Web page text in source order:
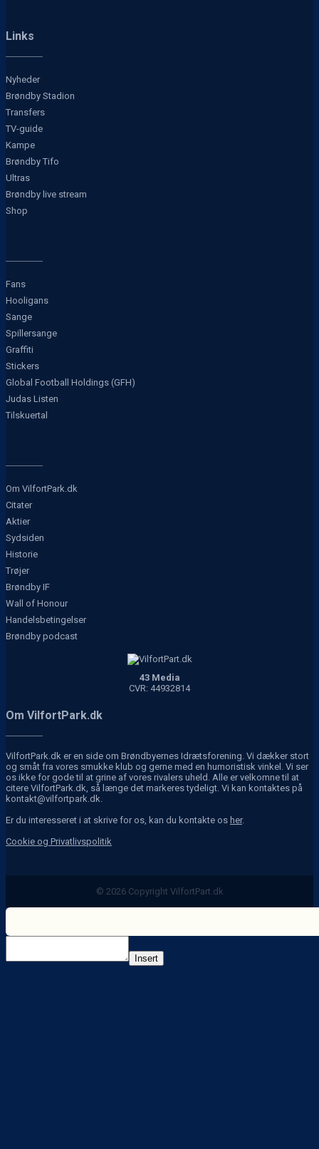
Links
Nyheder
Brøndby Stadion
Transfers
TV-guide
Kampe
Brøndby Tifo
Ultras
Brøndby live stream
Shop
Fans
Hooligans
Sange
Spillersange
Graffiti
Stickers
Global Football Holdings (GFH)
Judas Listen
Tilskuertal
Om VilfortPark.dk
Citater
Aktier
Sydsiden
Historie
Trøjer
Brøndby IF
Wall of Honour
Handelsbetingelser
Brøndby podcast
43 Media
CVR: 44932814
Om VilfortPark.dk
VilfortPark.dk er en side om Brøndbyernes Idrætsforening. Vi dækker stort
og småt fra vores smukke klub og gerne med en humoristisk vinkel. Vi ser
os ikke for gode til at grine af vores rivalers uheld. Alle er velkomne til at
citere VilfortPark.dk, så længe det markeres tydeligt. Vi kan kontaktes på
kontakt@vilfortpark.dk.
Er du interesseret i at skrive for os, kan du kontakte os her.
Cookie og Privatlivspolitik
© 2026 Copyright VilfortPart.dk
Insert